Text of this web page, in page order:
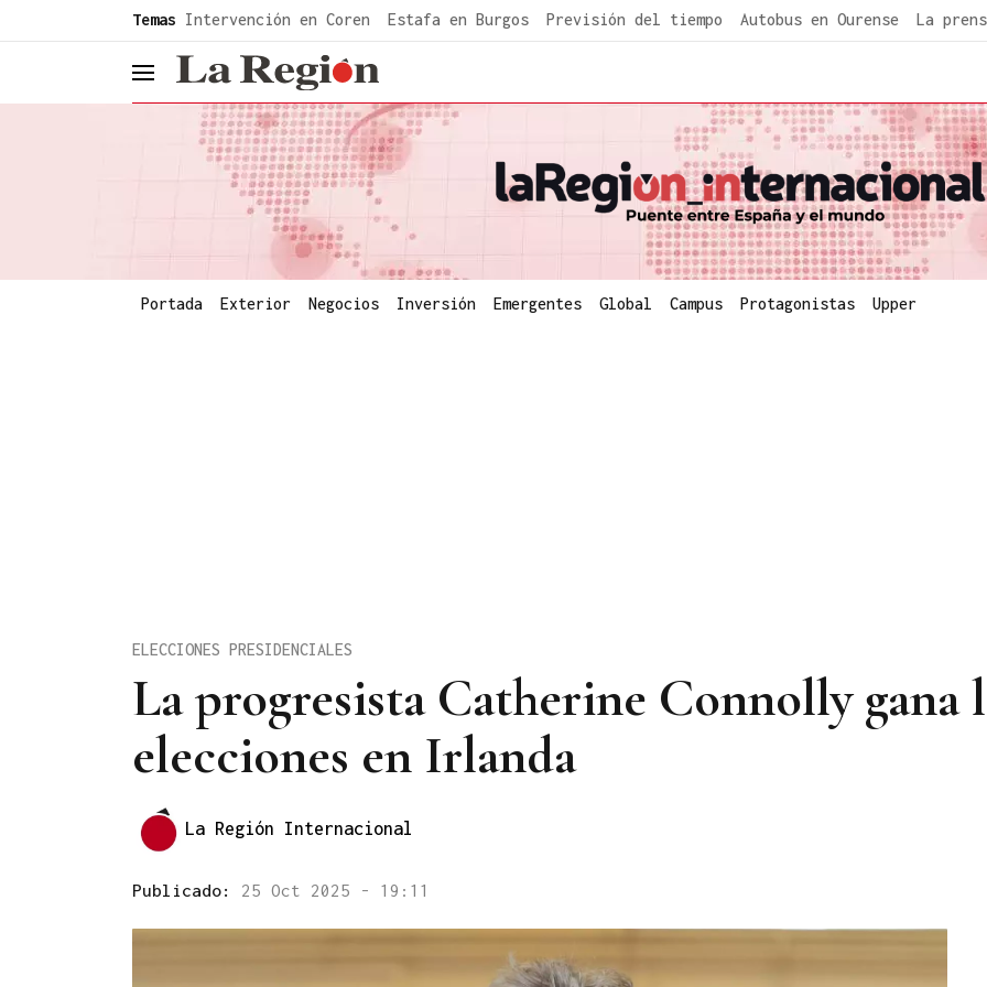
Temas Intervención en Coren Estafa en Burgos Previsión del tiempo Autobus en Ourense La
header.menu.open
Portada Exterior Negocios Inversión Emergentes Global Campus Protagonistas Upper
La progresista Catherine Connolly gana
elecciones en Irlanda
ELECCIONES PRESIDENCIALES
La Región Internacional
Publicado: 25 Oct 2025 - 19:11